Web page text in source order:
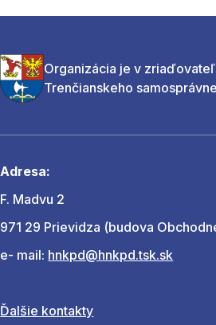
Organizácia je v
Trenčianskeho
Adresa:
F. Madvu 2
971 29 Prievidza (budova
e- mail: hnkpd@hnkpd.tsk.sk
Ďalšie kontakty